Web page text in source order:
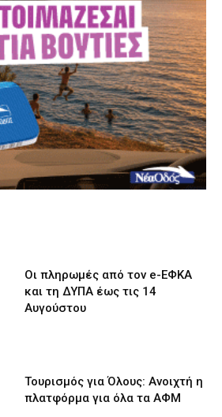
Οι πληρωμές από τον e-ΕΦΚΑ
και τη ΔΥΠΑ έως τις 14
Αυγούστου
Τουρισμός για Όλους: Ανοιχτή η
πλατφόρμα για όλα τα ΑΦΜ